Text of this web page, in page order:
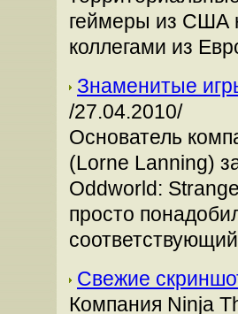
геймеры из США
коллегами из
Знаменитые
/27.04.2010/
Основатель
(Lorne Lanning)
Oddworld:
просто
Свежие
Компания Ninja